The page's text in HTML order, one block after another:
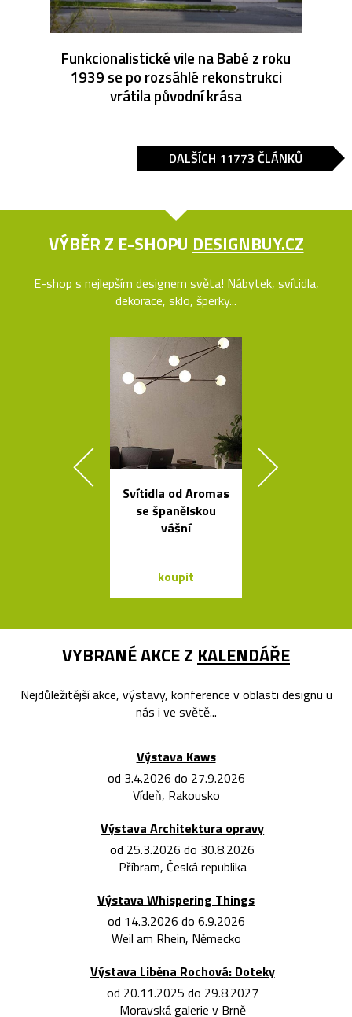
Funkcionalistické vile na Babě z roku
1939 se po rozsáhlé rekonstrukci
vrátila původní krása
DALŠÍCH 11773 ČLÁNKŮ
VÝBĚR Z E-SHOPU DESIGNBUY.CZ
E-shop s nejlepším designem světa! Nábytek, svítidla,
dekorace, sklo, šperky...
Svítidla od Aromas
se španělskou
vášní
koupit
VYBRANÉ AKCE Z KALENDÁŘE
Nejdůležitější akce, výstavy, konference v oblasti designu u
nás i ve světě...
Výstava Kaws
od 3.4.2026 do 27.9.2026
Vídeň, Rakousko
Výstava Architektura opravy
od 25.3.2026 do 30.8.2026
Příbram, Česká republika
Výstava Whispering Things
od 14.3.2026 do 6.9.2026
Weil am Rhein, Německo
Výstava Liběna Rochová: Doteky
od 20.11.2025 do 29.8.2027
Moravská galerie v Brně